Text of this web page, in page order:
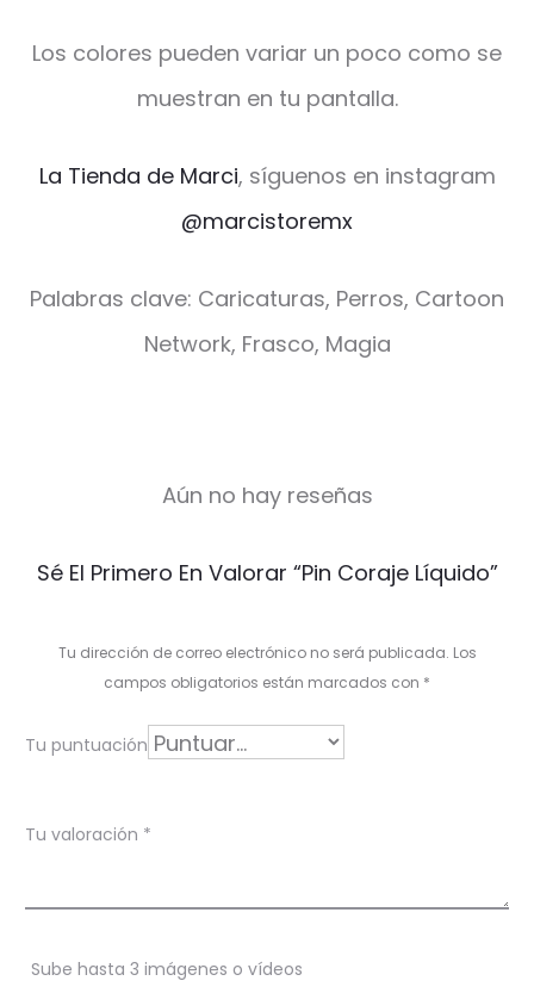
Los colores pueden variar un poco como se
muestran en tu pantalla.
La Tienda de Marci, síguenos en instagram
@marcistoremx
Palabras clave: Caricaturas, Perros, Cartoon
Network, Frasco, Magia
V
a
r
i
o
Aún no hay reseñas
Sé El Primero En Valorar “Pin Coraje Líquido”
Tu dirección de correo electrónico no será publicada. Los
campos obligatorios están marcados con *
Tu puntuación
Tu valoración *
Sube hasta 3 imágenes o vídeos